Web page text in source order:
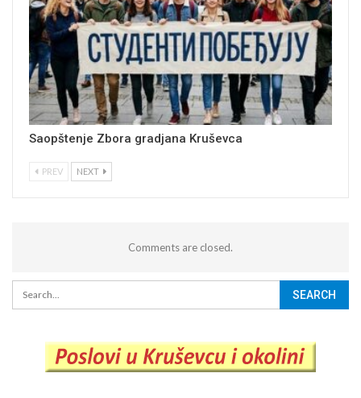
Saopštenje Zbora gradjana Kruševca
PREV NEXT
Comments are closed.